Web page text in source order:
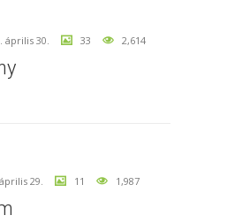
április 30. 33 2,614
29. 11 1,987